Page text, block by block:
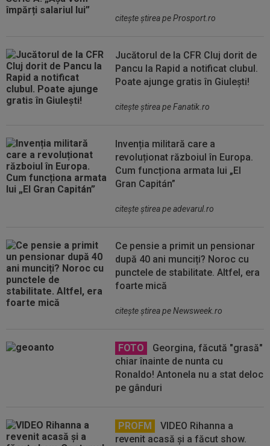
citeşte ştirea pe Prosport.ro
Jucătorul de la CFR Cluj dorit de
Pancu la Rapid a notificat clubul.
Poate ajunge gratis în Giulești!
citeşte ştirea pe Fanatik.ro
Invenția militară care a
revoluționat războiul în Europa.
Cum funcționa armata lui „El
Gran Capitán”
citeşte ştirea pe adevarul.ro
Ce pensie a primit un pensionar
după 40 ani munciți? Noroc cu
punctele de stabilitate. Altfel, era
foarte mică
citeşte ştirea pe Newsweek.ro
FOTO
Georgina, făcută "grasă"
chiar înainte de nunta cu
Ronaldo! Antonela nu a stat deloc
pe gânduri
PROFM
VIDEO Rihanna a
revenit acasă și a făcut show.